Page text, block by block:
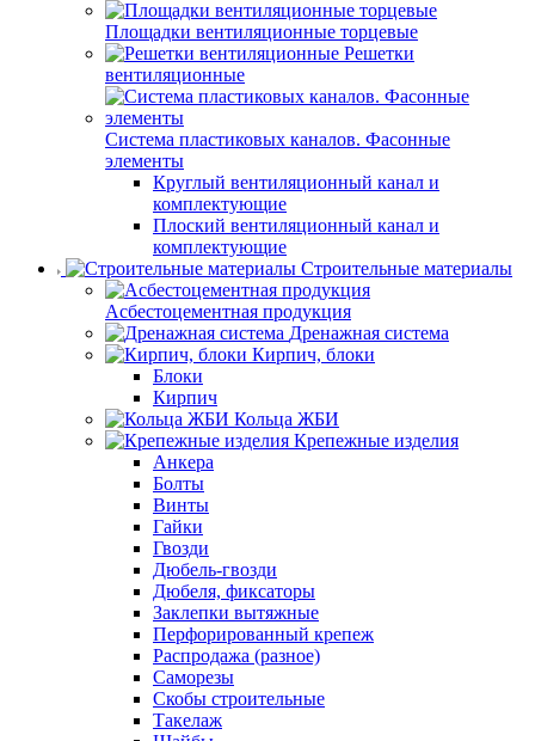
Площадки вентиляционные торцевые
Решетки
вентиляционные
Система пластиковых каналов. Фасонные
элементы
Круглый вентиляционный канал и
комплектующие
Плоский вентиляционный канал и
комплектующие
Строительные материалы
Асбестоцементная продукция
Дренажная система
Кирпич, блоки
Блоки
Кирпич
Кольца ЖБИ
Крепежные изделия
Анкера
Болты
Винты
Гайки
Гвозди
Дюбель-гвозди
Дюбеля, фиксаторы
Заклепки вытяжные
Перфорированный крепеж
Распродажа (разное)
Саморезы
Скобы строительные
Такелаж